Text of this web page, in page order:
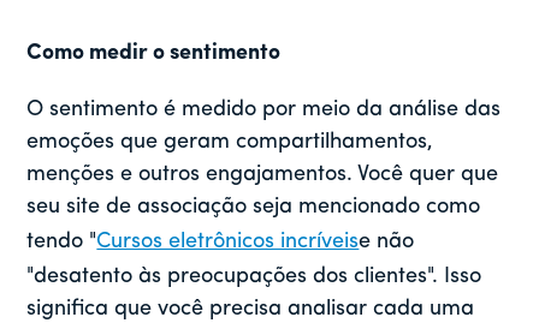
Como medir o sentimento
O sentimento é medido por meio da análise das
emoções que geram compartilhamentos,
menções e outros engajamentos. Você quer que
seu site de associação seja mencionado como
tendo "Cursos eletrônicos incríveise não
"desatento às preocupações dos clientes". Isso
significa que você precisa analisar cada uma